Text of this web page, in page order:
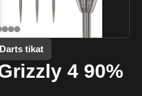
tikat
4 90%